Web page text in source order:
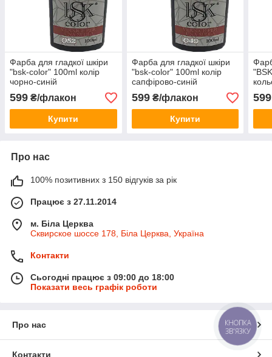
Фарба для гладкої шкіри
"bsk-color" 100ml колір
чорно-синій
599 ₴/флакон
Купити
Фарба для гладкої шкіри
"bsk-color" 100ml колір
сапфірово-синій
599₴/флакон
Купити
599
Про нас
100% позитивних з 150 відгуків за рік
Працює з 27.11.2014
м. Біла Церква
Сквирское шоссе 178, Біла Церква, Україна
Контакти
Сьогодні працює з 09:00 до 18:00
Показати весь графік роботи
Про нас
Контакти
КНОПКА
ЗВ'ЯЗКУ